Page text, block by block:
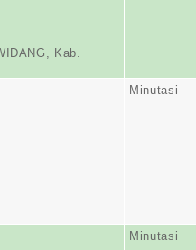
Kab.
Minutasi
Minutasi